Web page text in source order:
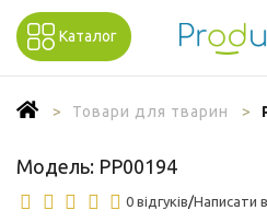
Каталог
Товари для тварин
Модель: PP00194
0 відгуків/Написати